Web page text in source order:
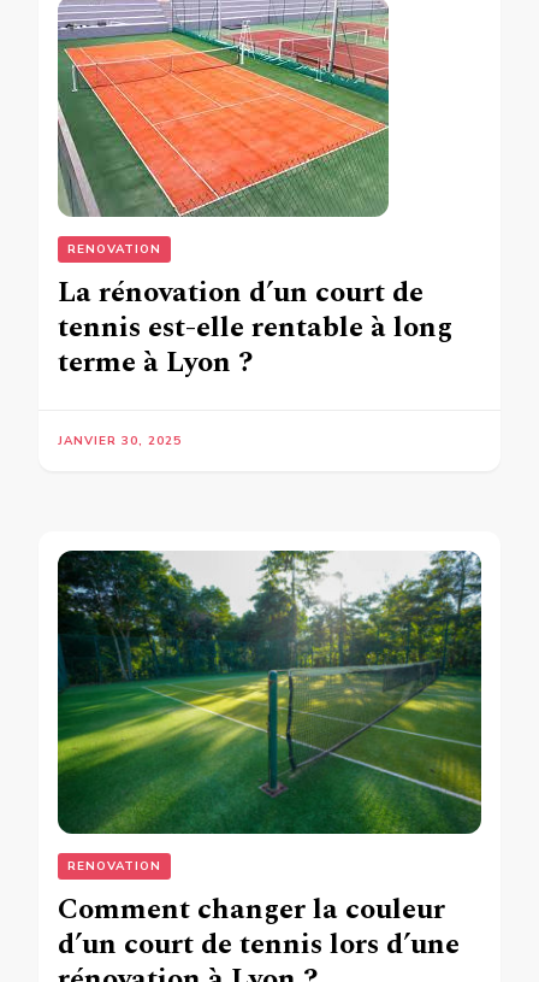
RENOVATION
La rénovation d’un court de
tennis est-elle rentable à long
terme à Lyon ?
JANVIER 30, 2025
RENOVATION
Comment changer la couleur
d’un court de tennis lors d’une